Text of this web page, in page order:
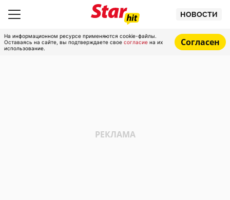
НОВОСТИ
На информационном ресурсе применяются cookie-файлы.
Оставаясь на сайте, вы подтверждаете свое согласие на их
использование.
Согласен